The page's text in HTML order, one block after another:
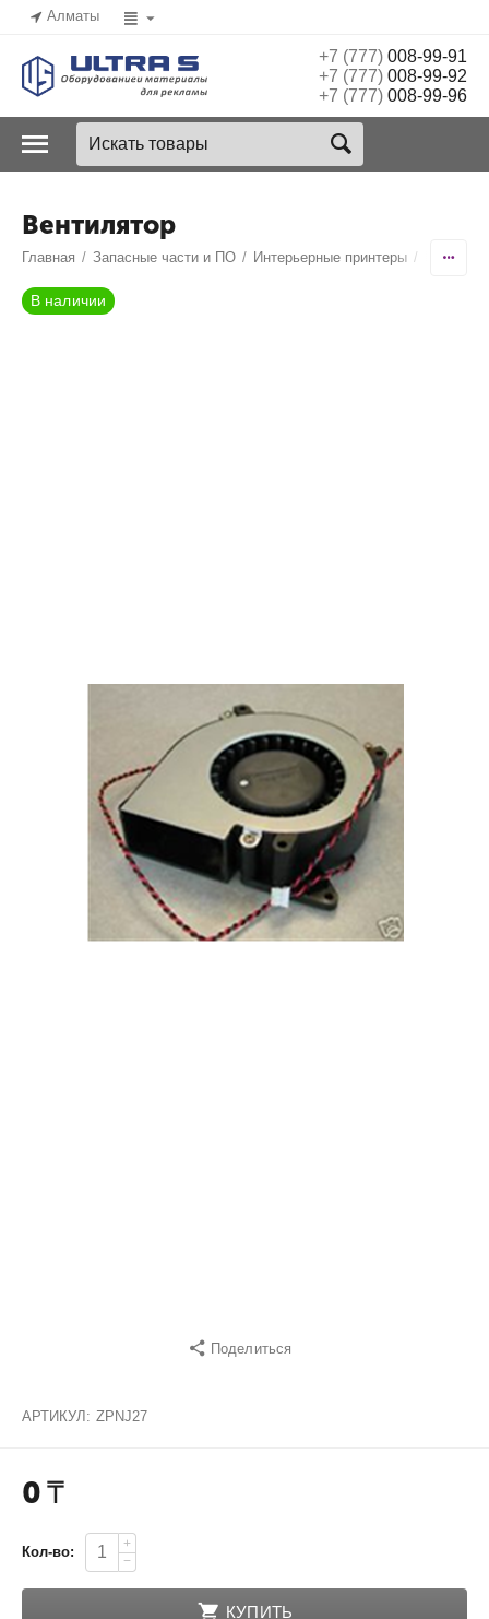
Алматы
+7 (777)008-99-91
+7 (777)008-99-92
+7 (777)008-99-96
Вентилятор
Главная / Запасные части и ПО / Интерьерные принтеры / Encad
В наличии
Поделиться
АРТИКУЛ: ZPNJ27
0₸
Кол-во:
+
−
КУПИТЬ